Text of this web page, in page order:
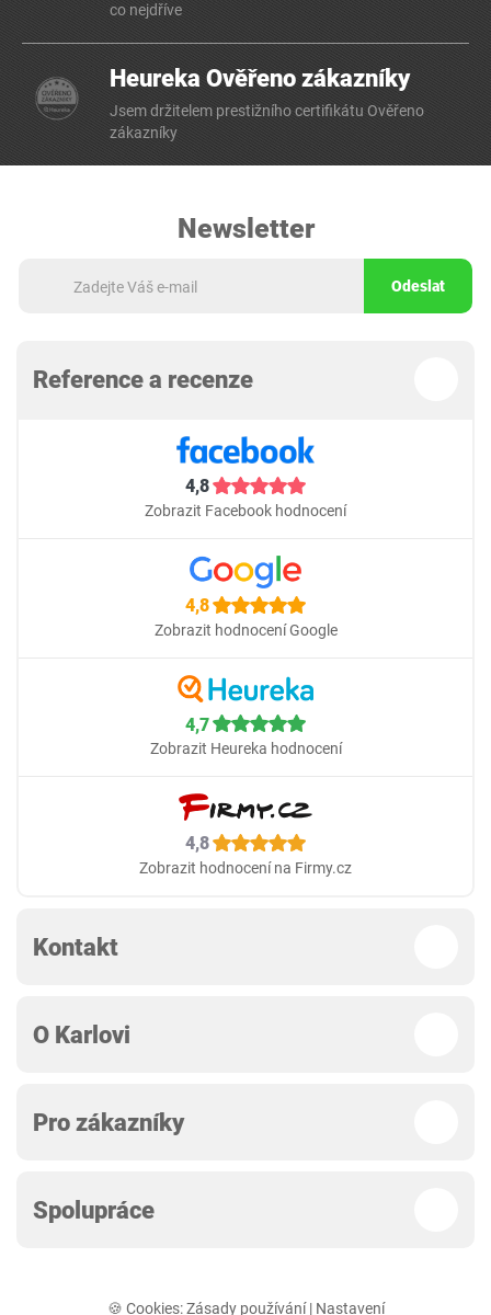
co nejdříve
Heureka Ověřeno zákazníky
Jsem držitelem prestižního certifikátu Ověřeno
zákazníky
Newsletter
Odeslat
Reference a recenze
4,8
Zobrazit Facebook hodnocení
4,8
Zobrazit hodnocení Google
4,7
Zobrazit Heureka hodnocení
4,8
Zobrazit hodnocení na Firmy.cz
Kontakt
O Karlovi
Pro zákazníky
Spolupráce
🍪 Cookies:Zásady používání| Nastavení